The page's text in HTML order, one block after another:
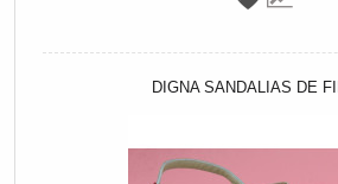
DIGNA SANDALIAS DE